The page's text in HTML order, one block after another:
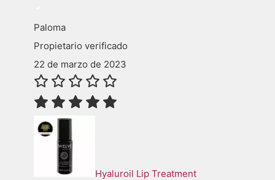
Paloma
Propietario verificado
22 de marzo de 2023
Hyaluroil Lip Treatment